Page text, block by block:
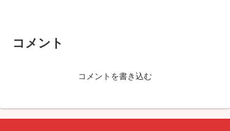
コメント
コメントを書き込む